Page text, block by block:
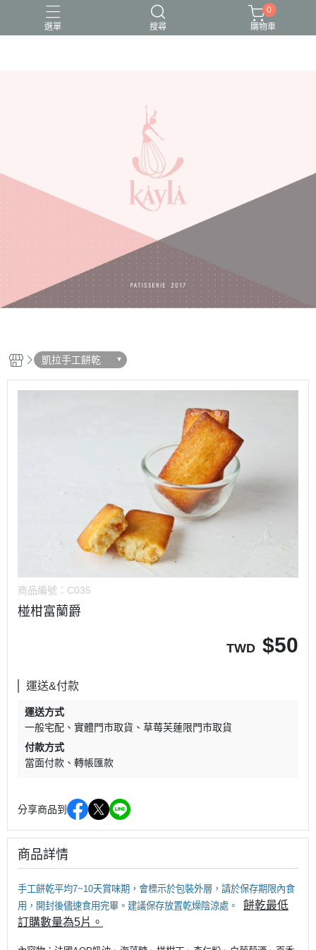
選單 搜尋
0
購物車
凱拉手工餅乾
商品編號： C035
椪柑富蘭爵
TWD $50
運送&付款
運送方式
一般宅配
實體門市取貨
草莓芙蓮限門市取貨
付款方式
當面付款
轉帳匯款
分享商品到
商品詳情
手工餅乾平均7~10天賞味期，會標示於包裝外層，請於保存期限內食
用，開封後儘速食用完畢。建議保存放置乾燥陰涼處。
餅乾最低
訂購數量為5片。